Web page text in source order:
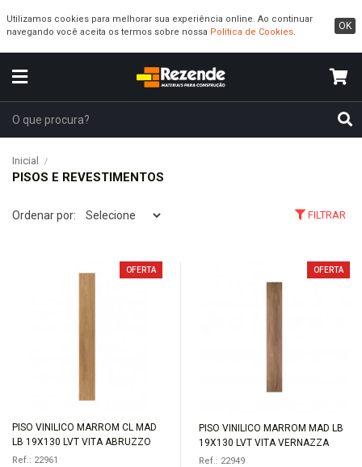
OK
Utilizamos cookies para melhorar sua experiência online. Ao continuar
navegando você aceita os termos sobre nossa Política de Cookies.
Inicial
PISOS E REVESTIMENTOS
FILTRAR
Ordenar por:
OFERTA
COMPRAR
PISO VINILICO MARROM CL MAD
LB 19X130 LVT VITA ABRUZZO
Ref.: 22961
OFERTA
COMPRAR
PISO VINILICO MARROM MAD LB
19X130 LVT VITA VERNAZZA
Ref.: 22949